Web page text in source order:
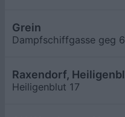
Grein
Dampfschiffgasse geg 6
Raxendorf,
Heiligenblut 17